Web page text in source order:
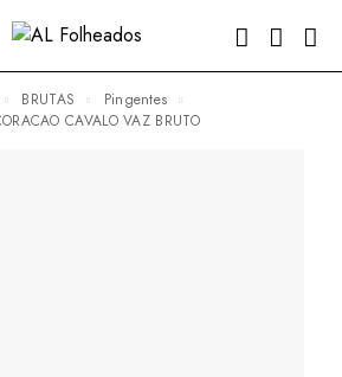
BRUTAS
Pingentes
CAVALO VAZ BRUTO